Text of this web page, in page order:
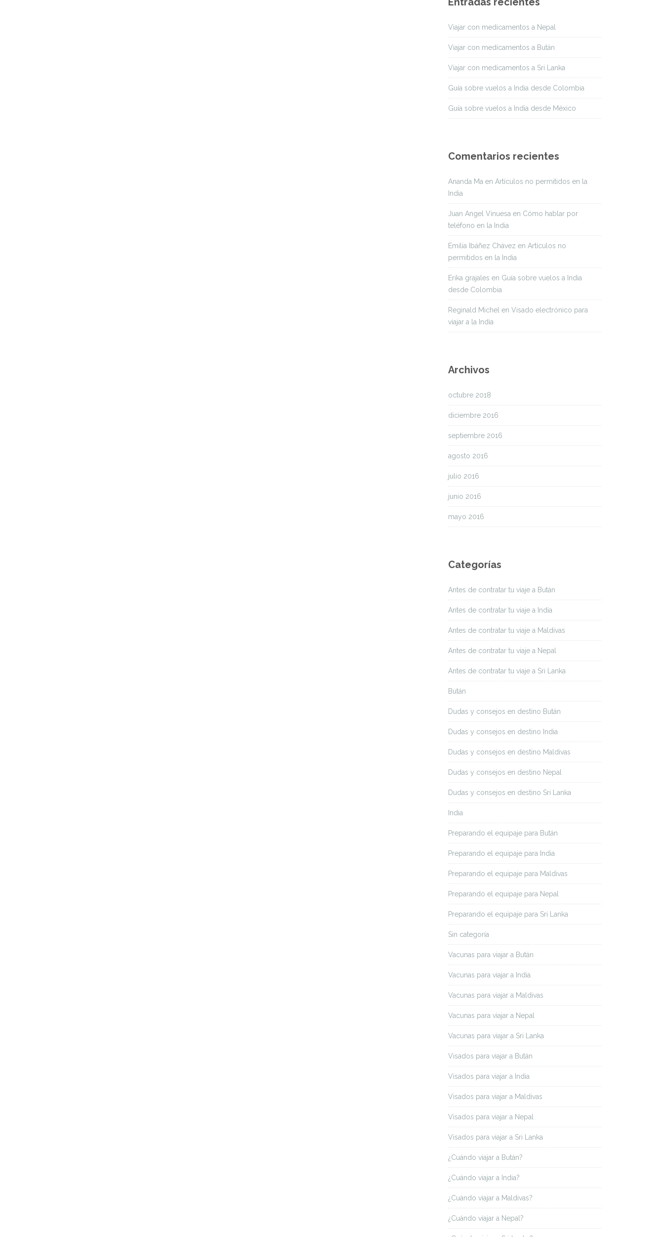
Viajar con medicamentos a Nepal
Viajar con medicamentos a Bután
Viajar con medicamentos a Sri Lanka
Guía sobre vuelos a India desde Colombia
Guía sobre vuelos a India desde México
Comentarios recientes
Ananda Ma en Artículos no permitidos en la
India
Juan Angel Vinuesa en Cómo hablar por
teléfono en la India
Emilia Ibáñez Chávez en Artículos no
permitidos en la India
Erika grajales en Guía sobre vuelos a India
desde Colombia
Reginald Michel en Visado electrónico para
viajar a la India
Archivos
octubre 2018
diciembre 2016
septiembre 2016
agosto 2016
julio 2016
junio 2016
mayo 2016
Categorías
Antes de contratar tu viaje a Bután
Antes de contratar tu viaje a India
Antes de contratar tu viaje a Maldivas
Antes de contratar tu viaje a Nepal
Antes de contratar tu viaje a Sri Lanka
Bután
Dudas y consejos en destino Bután
Dudas y consejos en destino India
Dudas y consejos en destino Maldivas
Dudas y consejos en destino Nepal
Dudas y consejos en destino Sri Lanka
India
Preparando el equipaje para Bután
Preparando el equipaje para India
Preparando el equipaje para Maldivas
Preparando el equipaje para Nepal
Preparando el equipaje para Sri Lanka
Sin categoría
Vacunas para viajar a Bután
Vacunas para viajar a India
Vacunas para viajar a Maldivas
Vacunas para viajar a Nepal
Vacunas para viajar a Sri Lanka
Visados para viajar a Bután
Visados para viajar a India
Visados para viajar a Maldivas
Visados para viajar a Nepal
Visados para viajar a Sri Lanka
¿Cuándo viajar a Bután?
¿Cuándo viajar a India?
¿Cuándo viajar a Maldivas?
¿Cuándo viajar a Nepal?